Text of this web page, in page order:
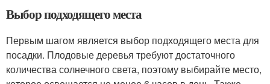
Выбор подходящего места
Первым шагом является выбор подходящего места для
посадки. Плодовые деревья требуют достаточного
количества солнечного света, поэтому выбирайте место,